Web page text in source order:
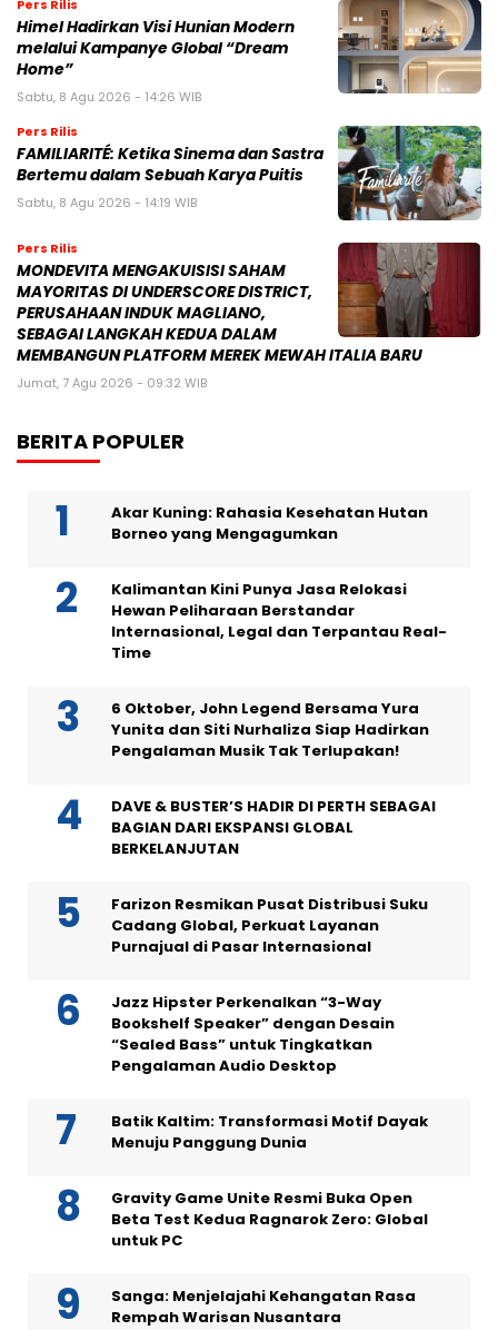
Pers Rilis
Himel Hadirkan Visi Hunian Modern
melalui Kampanye Global “Dream
Home”
Sabtu, 8 Agu 2026 - 14:26 WIB
Pers Rilis
FAMILIARITÉ: Ketika Sinema dan Sastra
Bertemu dalam Sebuah Karya Puitis
Sabtu, 8 Agu 2026 - 14:19 WIB
Pers Rilis
MONDEVITA MENGAKUISISI SAHAM
MAYORITAS DI UNDERSCORE DISTRICT,
PERUSAHAAN INDUK MAGLIANO,
SEBAGAI LANGKAH KEDUA DALAM
MEMBANGUN PLATFORM MEREK MEWAH ITALIA BARU
Jumat, 7 Agu 2026 - 09:32 WIB
BERITA POPULER
Akar Kuning: Rahasia Kesehatan Hutan
Borneo yang Mengagumkan
Kalimantan Kini Punya Jasa Relokasi
Hewan Peliharaan Berstandar
Internasional, Legal dan Terpantau Real-
Time
6 Oktober, John Legend Bersama Yura
Yunita dan Siti Nurhaliza Siap Hadirkan
Pengalaman Musik Tak Terlupakan!
DAVE & BUSTER’S HADIR DI PERTH SEBAGAI
BAGIAN DARI EKSPANSI GLOBAL
BERKELANJUTAN
Farizon Resmikan Pusat Distribusi Suku
Cadang Global, Perkuat Layanan
Purnajual di Pasar Internasional
Jazz Hipster Perkenalkan “3-Way
Bookshelf Speaker” dengan Desain
“Sealed Bass” untuk Tingkatkan
Pengalaman Audio Desktop
Batik Kaltim: Transformasi Motif Dayak
Menuju Panggung Dunia
Gravity Game Unite Resmi Buka Open
Beta Test Kedua Ragnarok Zero: Global
untuk PC
Sanga: Menjelajahi Kehangatan Rasa
Rempah Warisan Nusantara